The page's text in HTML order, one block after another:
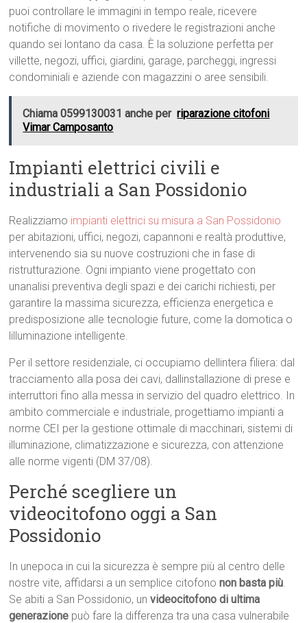
puoi controllare le immagini in tempo reale, ricevere
notifiche di movimento o rivedere le registrazioni anche
quando sei lontano da casa. È la soluzione perfetta per
villette, negozi, uffici, giardini, garage, parcheggi, ingressi
condominiali e aziende con magazzini o aree sensibili.
Chiama 0599130031 anche per riparazione citofoni
Vimar Camposanto
Impianti elettrici civili e
industriali a San Possidonio
Realizziamo impianti elettrici su misura a San Possidonio
per abitazioni, uffici, negozi, capannoni e realtà produttive,
intervenendo sia su nuove costruzioni che in fase di
ristrutturazione. Ogni impianto viene progettato con
unanalisi preventiva degli spazi e dei carichi richiesti, per
garantire la massima sicurezza, efficienza energetica e
predisposizione alle tecnologie future, come la domotica o
lilluminazione intelligente.
Per il settore residenziale, ci occupiamo dellintera filiera: dal
tracciamento alla posa dei cavi, dallinstallazione di prese e
interruttori fino alla messa in servizio del quadro elettrico. In
ambito commerciale e industriale, progettiamo impianti a
norme CEI per la gestione ottimale di macchinari, sistemi di
illuminazione, climatizzazione e sicurezza, con attenzione
alle norme vigenti (DM 37/08).
Perché scegliere un
videocitofono oggi a San
Possidonio
In unepoca in cui la sicurezza è sempre più al centro delle
nostre vite, affidarsi a un semplice citofononon basta più.
Se abiti a San Possidonio, unvideocitofono di ultima
generazione può fare la differenza tra una casa vulnerabile